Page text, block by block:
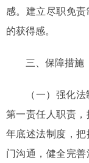
感。建立尽职免
的获得感。
三、保障措施
（一）强化
第一责任人职责
年底述法制度，
门沟通，健全完善